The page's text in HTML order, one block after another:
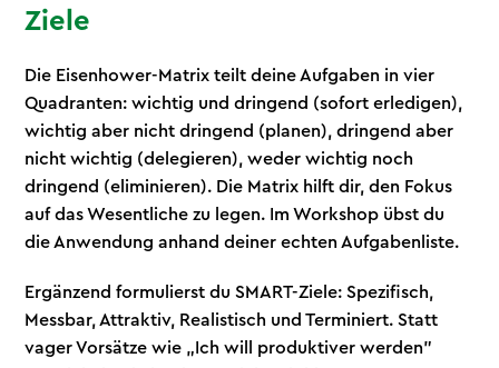
Ziele
Die Eisenhower-Matrix teilt deine Aufgaben in vier
Quadranten: wichtig und dringend (sofort erledigen),
wichtig aber nicht dringend (planen), dringend aber
nicht wichtig (delegieren), weder wichtig noch
dringend (eliminieren). Die Matrix hilft dir, den Fokus
auf das Wesentliche zu legen. Im Workshop übst du
die Anwendung anhand deiner echten Aufgabenliste.
Ergänzend formulierst du SMART-Ziele: Spezifisch,
Messbar, Attraktiv, Realistisch und Terminiert. Statt
vager Vorsätze wie „Ich will produktiver werden"